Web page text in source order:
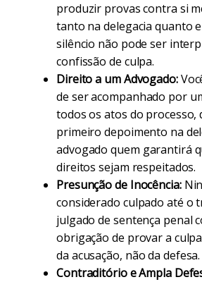
produzir provas contra si
tanto na delegacia quanto
silêncio não pode ser
confissão de culpa.
Direito a um Advogado:
de ser acompanhado por
todos os atos do processo,
primeiro depoimento na
advogado quem garantirá
direitos sejam respeitados.
Presunção de Inocência:
considerado culpado até o
julgado de sentença penal
obrigação de provar a
da acusação, não da defesa.
Contraditório e Ampla